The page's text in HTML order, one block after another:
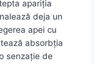
apariția
deja un
apei cu
absorbția
senzație de